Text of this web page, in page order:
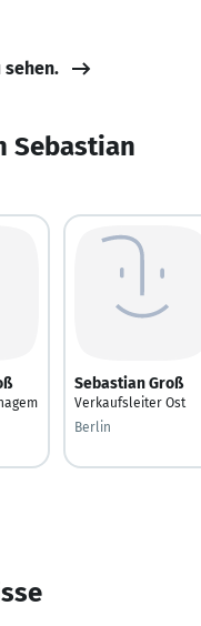
sehen.
Sebastian
Sebastian Groß
Verkaufsleiter Ost
Berlin